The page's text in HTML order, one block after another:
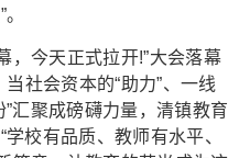
今天正式拉开!”大会落幕
社会资本的“助力”、一线
”汇聚成磅礴力量，清镇教育
校有品质、教师有水平、